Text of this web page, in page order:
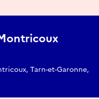
Tarn-et-Garonne,